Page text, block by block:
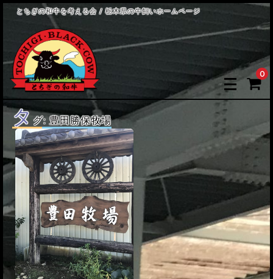
とちぎの和牛を考える会 / 栃木県の牛飼いホームページ
0
タグ:豊田勝保牧場